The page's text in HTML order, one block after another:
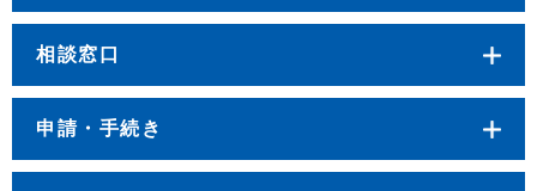
相談窓口
申請・手続き